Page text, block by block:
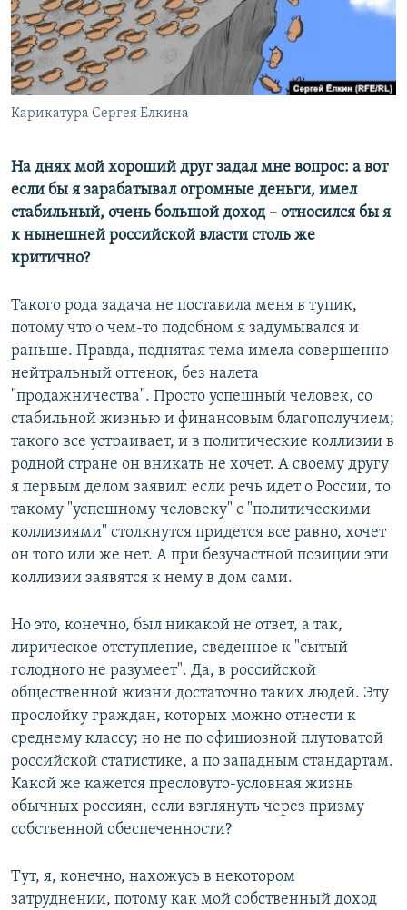
ПОБЕДИТЕЛЕЙ НЕ СУДЯТ?
КРЫМ.НЕПОКОРЕННЫЙ
ELIFBE
УКРАИНСКАЯ ПРОБЛЕМА КРЫМА
ПРИСОЕДИНЯЙТЕСЬ!
Карикатура Сергея Елкина
На днях мой хороший друг задал мне вопрос: а вот
если бы я зарабатывал огромные деньги, имел
стабильный, очень большой доход – относился бы я
к нынешней российской власти столь же
критично?
Такого рода задача не поставила меня в тупик,
потому что о чем-то подобном я задумывался и
раньше. Правда, поднятая тема имела совершенно
нейтральный оттенок, без налета
"продажничества". Просто успешный человек, со
стабильной жизнью и финансовым благополучием;
такого все устраивает, и в политические коллизии в
родной стране он вникать не хочет. А своему другу
я первым делом заявил: если речь идет о России, то
такому "успешному человеку" с "политическими
коллизиями" столкнутся придется все равно, хочет
он того или же нет. А при безучастной позиции эти
коллизии заявятся к нему в дом сами.
Но это, конечно, был никакой не ответ, а так,
лирическое отступление, сведенное к "сытый
голодного не разумеет". Да, в российской
общественной жизни достаточно таких людей. Эту
прослойку граждан, которых можно отнести к
среднему классу; но не по официозной плутоватой
российской статистике, а по западным стандартам.
Какой же кажется пресловуто-условная жизнь
обычных россиян, если взглянуть через призму
собственной обеспеченности?
Тут, я, конечно, нахожусь в некотором
затруднении, потому как мой собственный доход